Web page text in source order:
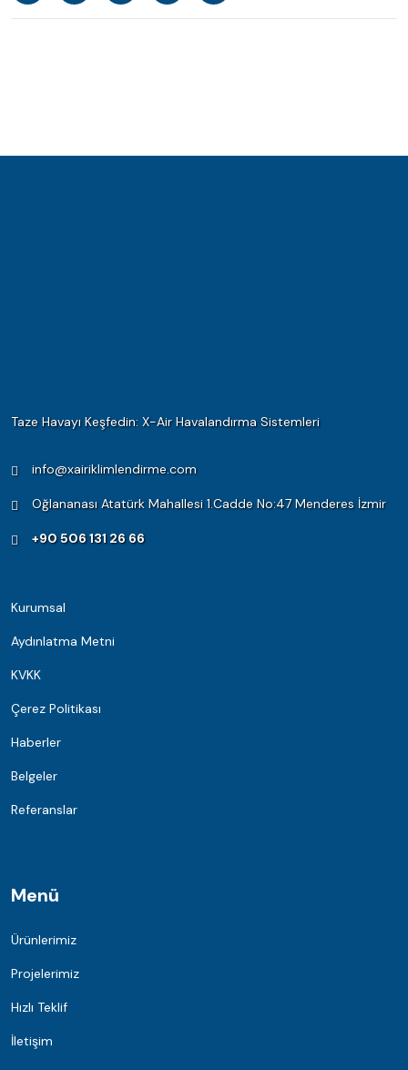
Taze Havayı Keşfedin: X-Air Havalandırma Sistemleri
info@xairiklimlendirme.com
Oğlananası Atatürk Mahallesi 1.Cadde No:47 Menderes İzmir
+90 506 131 26 66
Kurumsal
Aydınlatma Metni
KVKK
Çerez Politikası
Haberler
Belgeler
Referanslar
Menü
Ürünlerimiz
Projelerimiz
Hızlı Teklif
İletişim